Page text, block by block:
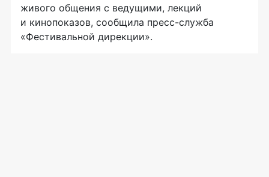
живого общения с ведущими, лекций
и кинопоказов, сообщила пресс-служба
«Фестивальной дирекции».